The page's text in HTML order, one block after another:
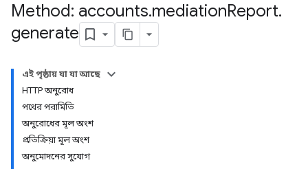
Method: accounts.mediationReport.
generate
এই পৃষ্ঠায় যা যা আছে
HTTP অনুরোধ
পথের পরামিতি
অনুরোধের মূল অংশ
প্রতিক্রিয়া মূল অংশ
অনুমোদনের সুযোগ